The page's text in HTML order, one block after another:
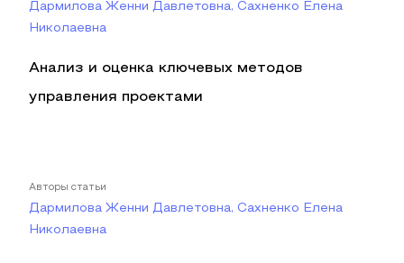
Дармилова Женни Давлетовна, Сахненко Елена
Николаевна
Анализ и оценка ключевых методов
управления проектами
Авторы статьи
Дармилова Женни Давлетовна, Сахненко Елена
Николаевна